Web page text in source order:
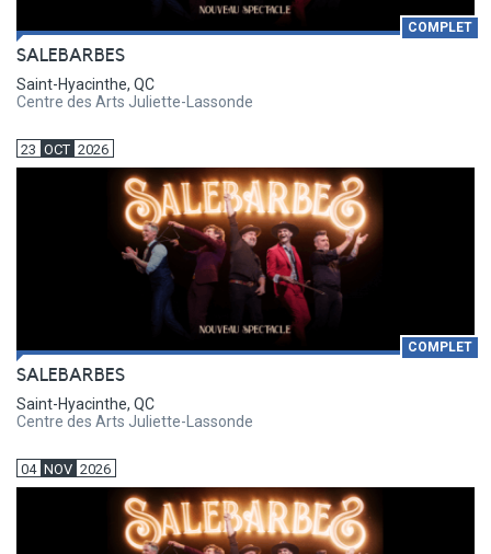
COMPLET
SALEBARBES
Saint-Hyacinthe, QC
Centre des Arts Juliette-Lassonde
23 OCT 2026
COMPLET
SALEBARBES
Saint-Hyacinthe, QC
Centre des Arts Juliette-Lassonde
04 NOV 2026